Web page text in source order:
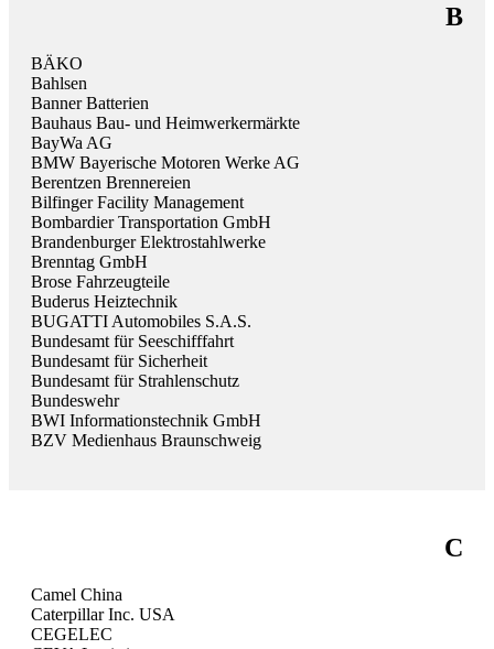
B
BÄKO
Bahlsen
Banner Batterien
Bauhaus Bau- und Heimwerkermärkte
BayWa AG
BMW Bayerische Motoren Werke AG
Berentzen Brennereien
Bilfinger Facility Management
Bombardier Transportation GmbH
Brandenburger Elektrostahlwerke
Brenntag GmbH
Brose Fahrzeugteile
Buderus Heiztechnik
BUGATTI Automobiles S.A.S.
Bundesamt für Seeschifffahrt
Bundesamt für Sicherheit
Bundesamt für Strahlenschutz
Bundeswehr
BWI Informationstechnik GmbH
BZV Medienhaus Braunschweig
C
Camel China
Caterpillar Inc. USA
CEGELEC